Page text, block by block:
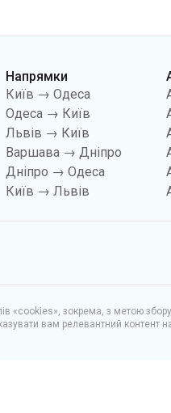
Напрямки
Київ → Одеса
Одеса → Київ
Львів → Київ
Варшава → Дніпро
Дніпро → Одеса
Київ → Львів
«cookies», зокрема, з метою
вам релевантний